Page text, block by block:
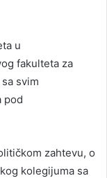
u
fakulteta za
svim
pod
zahtevu, o
kolegijuma sa